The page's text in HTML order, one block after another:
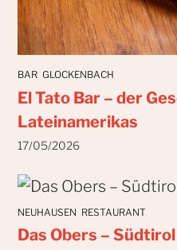
BAR GLOCKENBACH
El Tato Bar – der
Lateinamerikas
17/05/2026
NEUHAUSEN RESTAURANT
Das Obers –